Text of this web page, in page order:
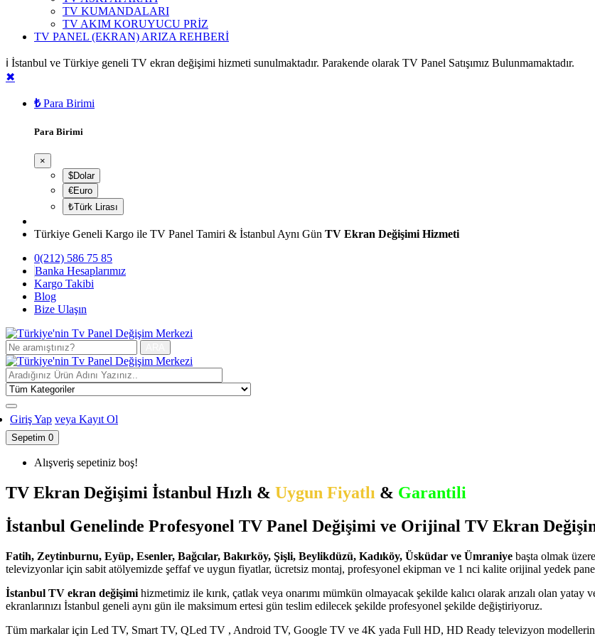
TV KUMANDALARI
TV AKIM KORUYUCU PRİZ
TV PANEL (EKRAN) ARIZA REHBERİ
ℹ️ İstanbul ve Türkiye geneli TV ekran değişimi hizmeti sunulmaktadır. Parakende olarak TV Panel Satışımız Bulunmamaktadır.
✖
₺ Para Birimi
Para Birimi
×
$Dolar
€Euro
₺Türk Lirası
Türkiye Geneli Kargo ile TV Panel Tamiri & İstanbul Aynı Gün TV Ekran Değişimi Hizmeti
0(212) 586 75 85
Banka Hesaplarımız
Kargo Takibi
Blog
Bize Ulaşın
Giriş Yap veya Kayıt Ol
Sepetim 0
Alışveriş sepetiniz boş!
TV Ekran Değişimi İstanbul Hızlı & Uygun Fiyatlı & Garantili
İstanbul Genelinde Profesyonel TV Panel Değişimi ve Orijinal TV Ekran
Fatih, Zeytinburnu, Eyüp, Esenler, Bağcılar, Bakırköy, Şişli, Beylikdüzü, Kadıköy, Üsküdar ve Ümraniye başta olmak
televizyonlar için sabit atölyemizde şeffaf ve uygun fiyatlar, ücretsiz montaj, profesyonel ekipman ve 1 nci kalite orijinal yedek
İstanbul TV ekran değişimi hizmetimiz ile kırık, çatlak veya onarımı mümkün olmayacak şekilde kalıcı olarak arızalı olan
ekranlarınızı İstanbul geneli aynı gün ile maksimum ertesi gün teslim edilecek şekilde profesyonel şekilde değiştiriyoruz.
Tüm markalar için Led TV, Smart TV, QLed TV , Android TV, Google TV ve 4K yada Full HD, HD Ready televizyon